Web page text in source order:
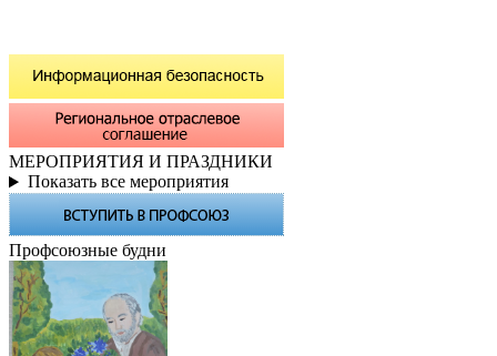
МЕРОПРИЯТИЯ И ПРАЗДНИКИ
Показать все мероприятия
Профсоюзные будни